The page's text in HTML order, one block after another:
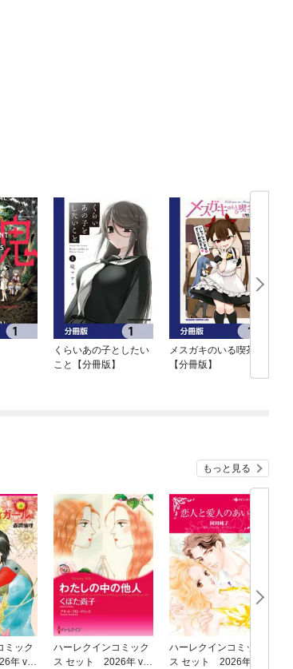
くらいあの子としたい
こと【分冊版】
メスガキのいる喫茶店
【分冊版】
もっと見る
ミック
年 vo
ハーレクインコミック
ス セット 2026年 vo
ハーレクインコミック
ス セット 2026年 vo